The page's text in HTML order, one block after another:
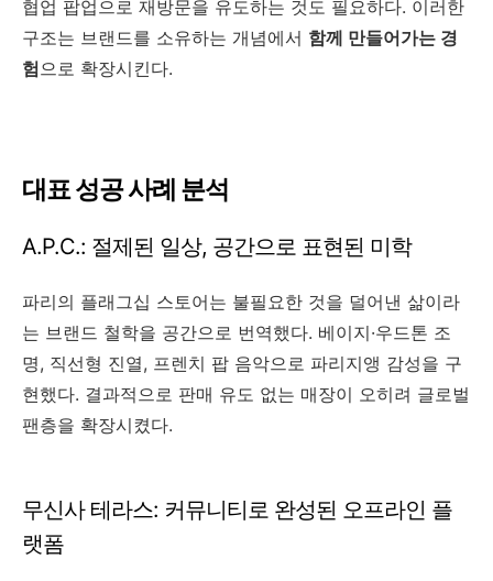
협업 팝업으로 재방문을 유도하는 것도 필요하다. 이러한
구조는 브랜드를 소유하는 개념에서 함께 만들어가는 경
험으로 확장시킨다.
대표 성공 사례 분석
A.P.C.: 절제된 일상, 공간으로 표현된 미학
파리의 플래그십 스토어는 불필요한 것을 덜어낸 삶이라
는 브랜드 철학을 공간으로 번역했다. 베이지·우드톤 조
명, 직선형 진열, 프렌치 팝 음악으로 파리지앵 감성을 구
현했다. 결과적으로 판매 유도 없는 매장이 오히려 글로벌
팬층을 확장시켰다.
무신사 테라스: 커뮤니티로 완성된 오프라인 플
랫폼